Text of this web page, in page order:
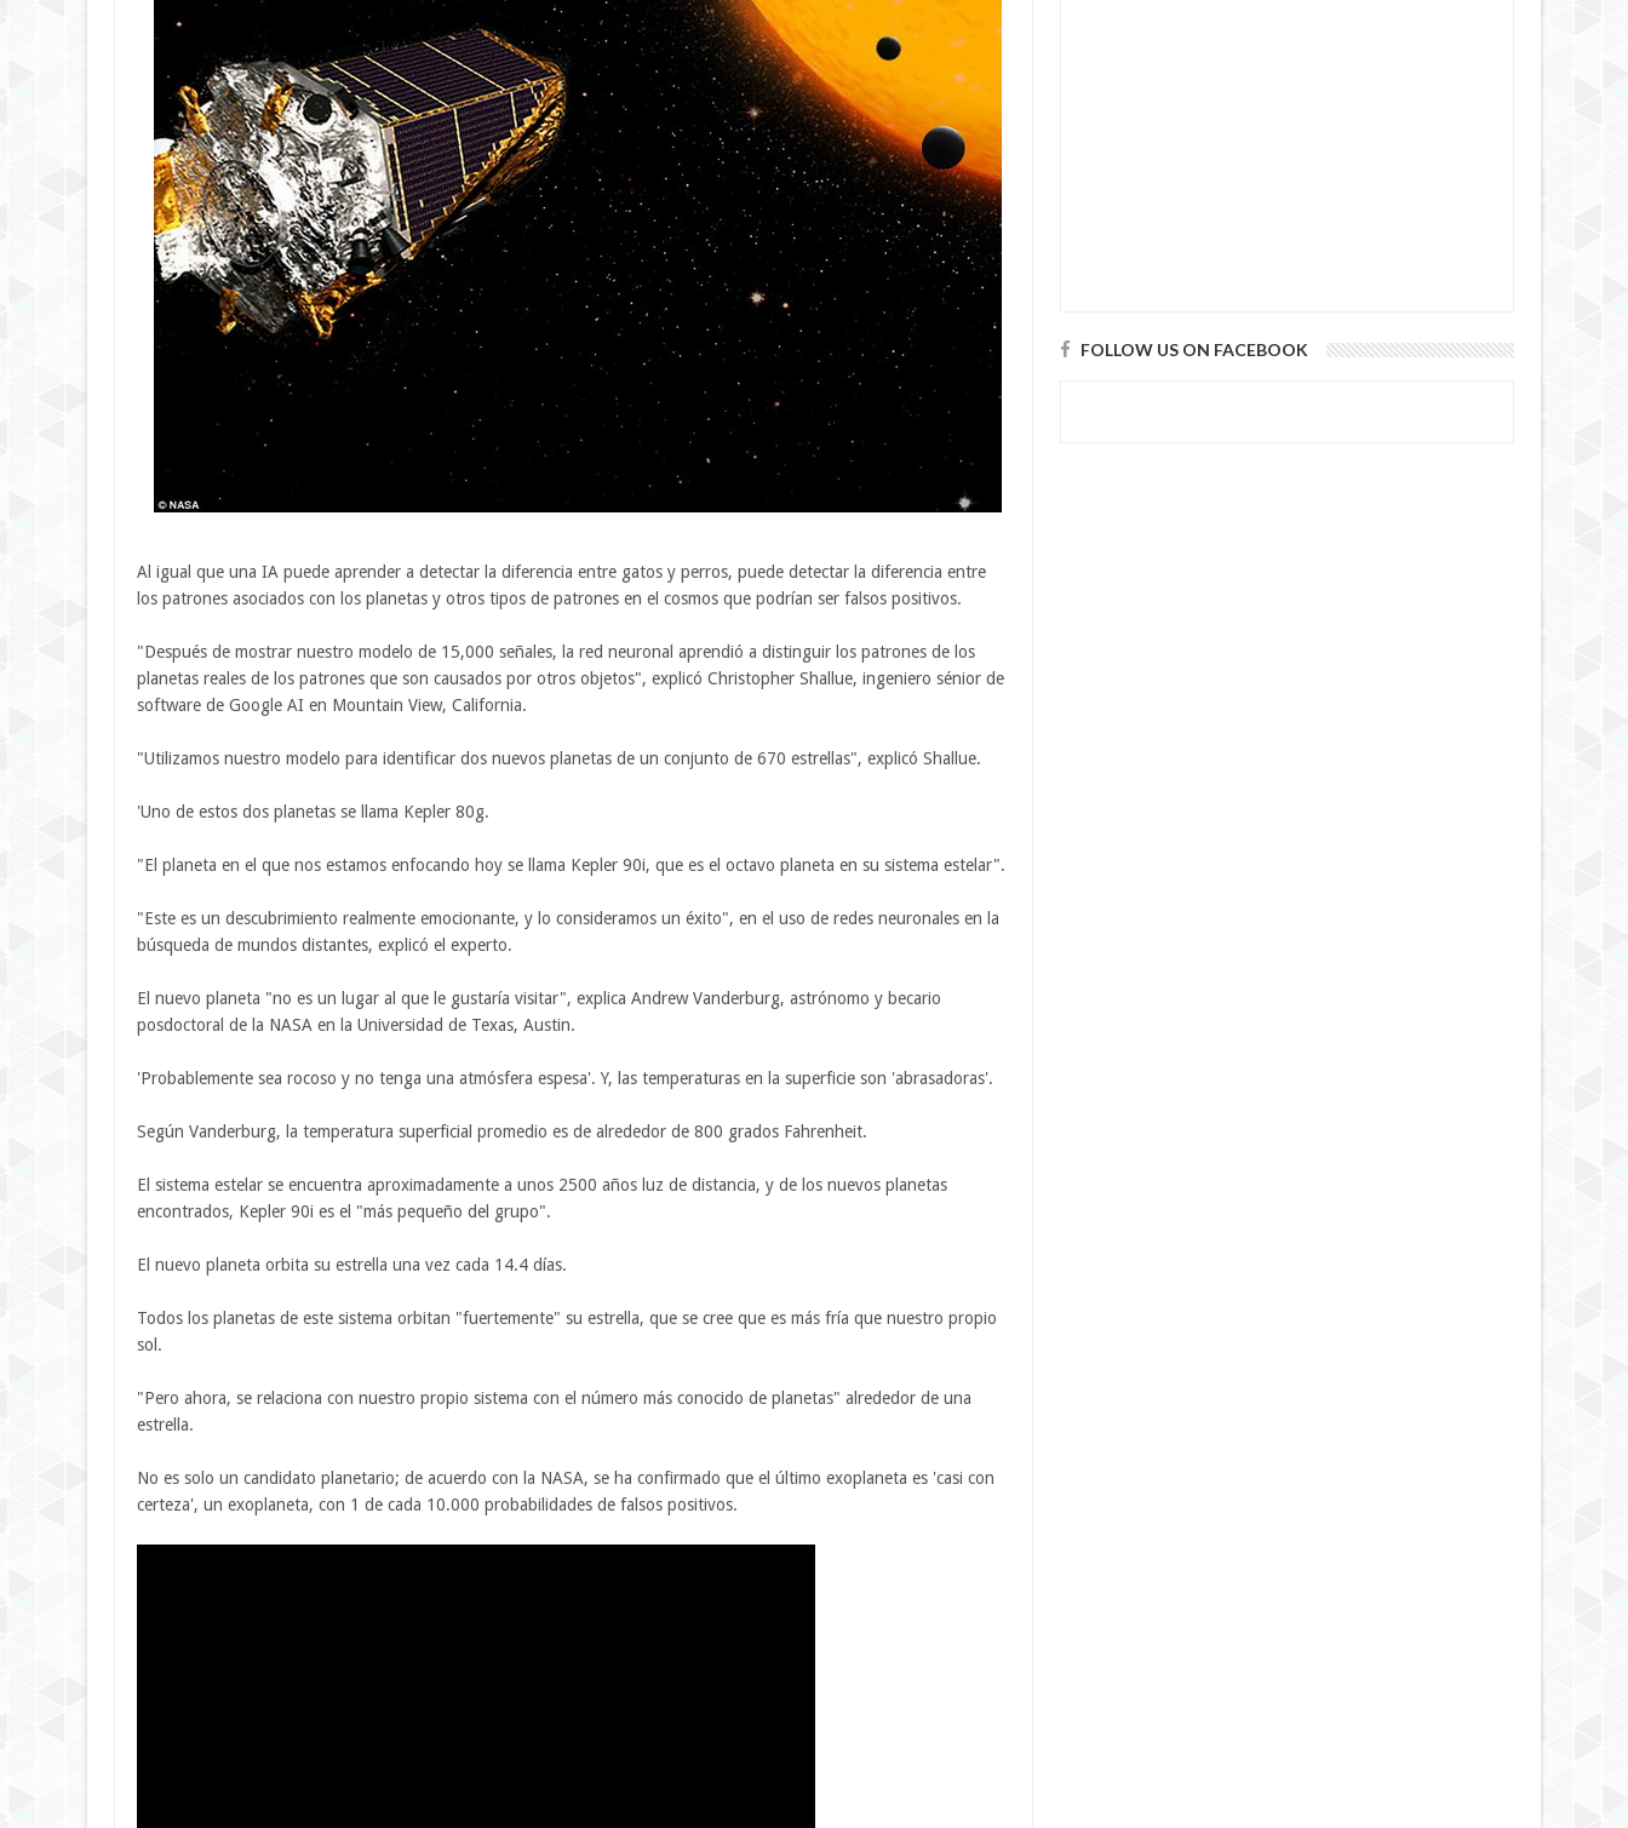
Al igual que una IA puede aprender a detectar la diferencia entre gatos y perros, puede detectar la diferencia entre
los patrones asociados con los planetas y otros tipos de patrones en el cosmos que podrían ser falsos positivos.
"Después de mostrar nuestro modelo de 15,000 señales, la red neuronal aprendió a distinguir los patrones de los
planetas reales de los patrones que son causados ​​por otros objetos", explicó Christopher Shallue, ingeniero sénior de
software de Google AI en Mountain View, California.
"Utilizamos nuestro modelo para identificar dos nuevos planetas de un conjunto de 670 estrellas", explicó Shallue.
'Uno de estos dos planetas se llama Kepler 80g.
"El planeta en el que nos estamos enfocando hoy se llama Kepler 90i, que es el octavo planeta en su sistema estelar".
"Este es un descubrimiento realmente emocionante, y lo consideramos un éxito", en el uso de redes neuronales en la
búsqueda de mundos distantes, explicó el experto.
El nuevo planeta "no es un lugar al que le gustaría visitar", explica Andrew Vanderburg, astrónomo y becario
posdoctoral de la NASA en la Universidad de Texas, Austin.
'Probablemente sea rocoso y no tenga una atmósfera espesa'. Y, las temperaturas en la superficie son 'abrasadoras'.
Según Vanderburg, la temperatura superficial promedio es de alrededor de 800 grados Fahrenheit.
El sistema estelar se encuentra aproximadamente a unos 2500 años luz de distancia, y de los nuevos planetas
encontrados, Kepler 90i es el "más pequeño del grupo".
El nuevo planeta orbita su estrella una vez cada 14.4 días.
Todos los planetas de este sistema orbitan "fuertemente" su estrella, que se cree que es más fría que nuestro propio
sol.
"Pero ahora, se relaciona con nuestro propio sistema con el número más conocido de planetas" alrededor de una
estrella.
No es solo un candidato planetario; de acuerdo con la NASA, se ha confirmado que el último exoplaneta es 'casi con
certeza', un exoplaneta, con 1 de cada 10.000 probabilidades de falsos positivos.
FOLLOW US ON FACEBOOK